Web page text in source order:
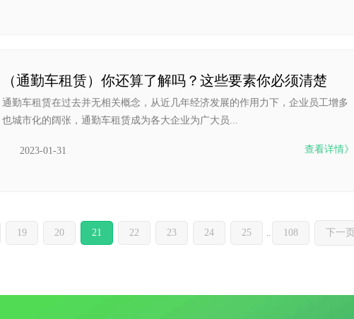
（通勤车租赁）你还算了解吗？这些要素你必须清楚
通勤车租赁在过去并无相关概念，从近几年经济发展的作用力下，企业员工增多
也城市化的阔张，通勤车租赁成为各大企业为广大员...
查看详情》
2023-01-31
19 20 21 22 23 24 25 .. 108 下一页